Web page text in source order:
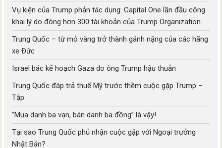
Vụ kiện của Trump phản tác dụng: Capital One lần đầu công
khai lý do đóng hơn 300 tài khoản của Trump Organization
Trung Quốc – từ mỏ vàng trở thành gánh nặng của các hãng
xe Đức
Israel bác kế hoạch Gaza do ông Trump hậu thuẫn
Trung Quốc đáp trả thuế Mỹ trước thềm cuộc gặp Trump –
Tập
“Mua danh ba vạn, bán danh ba đồng” là vậy!
Tại sao Trung Quốc phủ nhận cuộc gặp với Ngoại trưởng
Nhật Bản?